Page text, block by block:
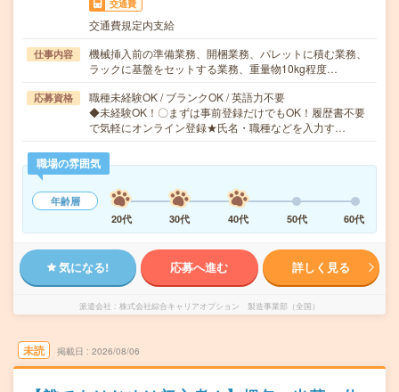
交通費
交通費規定内支給
仕事内容
機械挿入前の準備業務、開梱業務、パレットに積む業務、
ラックに基盤をセットする業務、重量物10kg程度…
応募資格
職種未経験OK / ブランクOK / 英語力不要
◆未経験OK！〇まずは事前登録だけでもOK！履歴書不要
で気軽にオンライン登録★氏名・職種などを入力す…
職場の雰囲気
年齢層
20代
30代 40代 50代 60代
気になる! 応募へ進む 詳しく見る
派遣会社 株式会社綜合キャリアオプション 製造事業部（全国）
未読 掲載日 2026/08/06